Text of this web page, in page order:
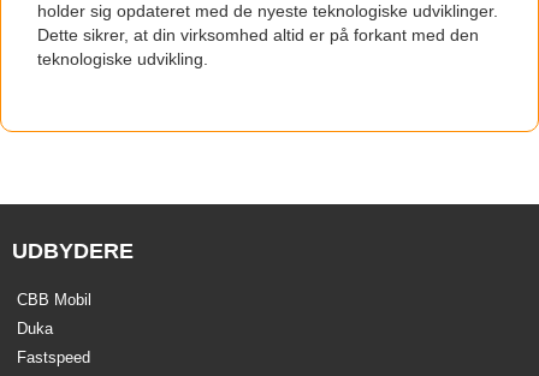
holder sig opdateret med de nyeste teknologiske udviklinger.
Dette sikrer, at din virksomhed altid er på forkant med den
teknologiske udvikling.
UDBYDERE
CBB Mobil
Duka
Fastspeed